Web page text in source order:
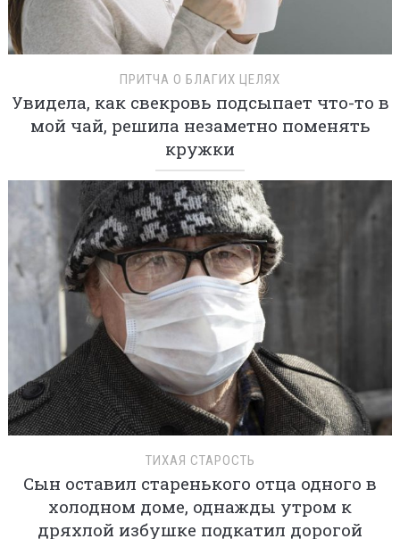
ПРИТЧА О БЛАГИХ ЦЕЛЯХ
Увидела, как свекровь подсыпает что-то в
мой чай, решила незаметно поменять
кружки
ТИХАЯ СТАРОСТЬ
Сын оставил старенького отца одного в
холодном доме, однажды утром к
дряхлой избушке подкатил дорогой